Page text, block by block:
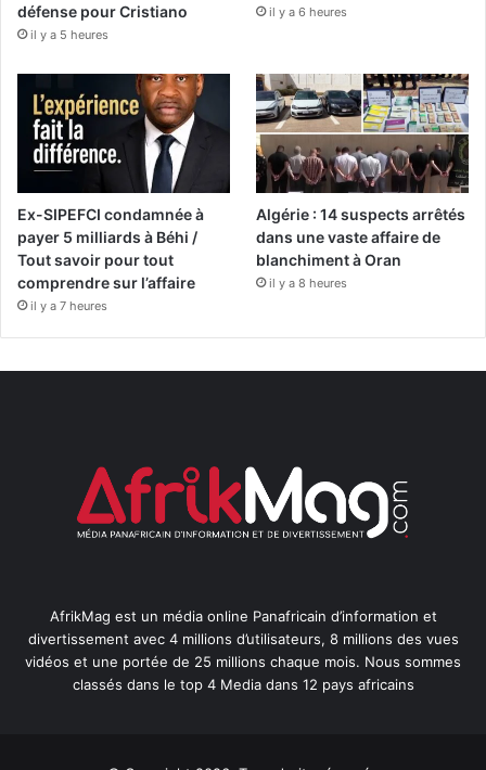
défense pour Cristiano
il y a 5 heures
il y a 6 heures
Ex-SIPEFCI condamnée à
payer 5 milliards à Béhi /
Tout savoir pour tout
comprendre sur l’affaire
il y a 7 heures
Algérie : 14 suspects arrêtés
dans une vaste affaire de
blanchiment à Oran
il y a 8 heures
AfrikMag est un média online Panafricain d’information et
divertissement avec 4 millions d’utilisateurs, 8 millions des vues
vidéos et une portée de 25 millions chaque mois. Nous sommes
classés dans le top 4 Media dans 12 pays africains